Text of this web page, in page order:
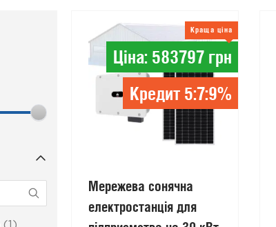
Ціна: 583797 грн
Кредит 5:7:9%
Краща ціна
Мережева сонячна
електростанція для